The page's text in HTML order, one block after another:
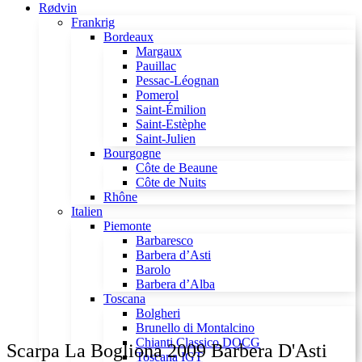
Rødvin
Frankrig
Bordeaux
Margaux
Pauillac
Pessac-Léognan
Pomerol
Saint-Émilion
Saint-Estèphe
Saint-Julien
Bourgogne
Côte de Beaune
Côte de Nuits
Rhône
Italien
Piemonte
Barbaresco
Barbera d’Asti
Barolo
Barbera d’Alba
Toscana
Bolgheri
Brunello di Montalcino
Chianti Classico DOCG
Toscana IGT
Scarpa La Bogliona 2009 Barbera D'Asti